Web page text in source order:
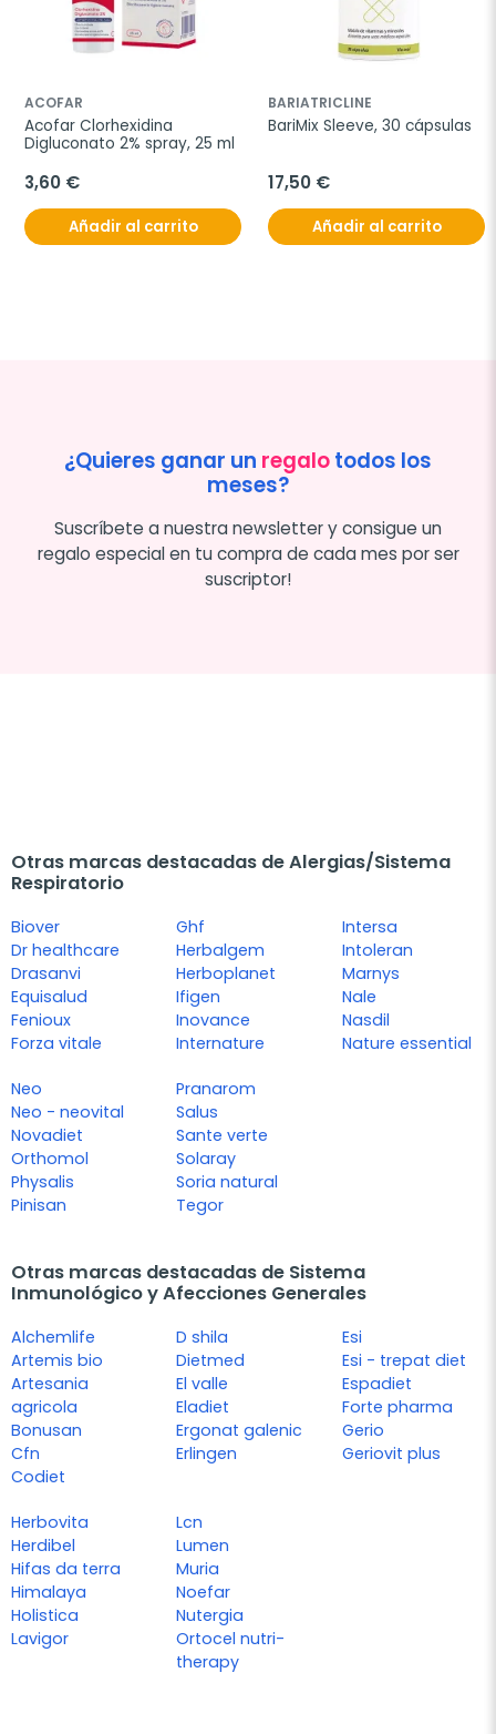
ACOFAR
Acofar Clorhexidina
Digluconato 2% spray, 25 ml
3,60 €
Añadir al carrito
BARIATRICLINE
BariMix Sleeve, 30 cápsulas
17,50 €
Añadir al carrito
¿Quieres ganar un regalotodos los
meses?
Suscríbete a nuestra newsletter y consigue un
regalo especial en tu compra de cada mes por ser
suscriptor!
Otras marcas destacadas de Alergias/Sistema
Respiratorio
Biover
Dr healthcare
Drasanvi
Equisalud
Fenioux
Forza vitale
Ghf
Herbalgem
Herboplanet
Ifigen
Inovance
Internature
Intersa
Intoleran
Marnys
Nale
Nasdil
Nature essential
Neo
Neo - neovital
Novadiet
Orthomol
Physalis
Pinisan
Pranarom
Salus
Sante verte
Solaray
Soria natural
Tegor
Otras marcas destacadas de Sistema
Inmunológico y Afecciones Generales
Alchemlife
Artemis bio
Artesania
agricola
Bonusan
Cfn
Codiet
D shila
Dietmed
El valle
Eladiet
Ergonat galenic
Erlingen
Esi
Esi - trepat diet
Espadiet
Forte pharma
Gerio
Geriovit plus
Herbovita
Herdibel
Hifas da terra
Himalaya
Holistica
Lavigor
Lcn
Lumen
Muria
Noefar
Nutergia
Ortocel nutri-
therapy